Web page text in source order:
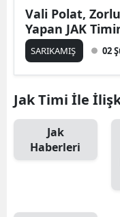
Vali Polat,
Yapan JAK
SARIKAMIŞ 02
Jak Timi İle
Jak
Haberleri